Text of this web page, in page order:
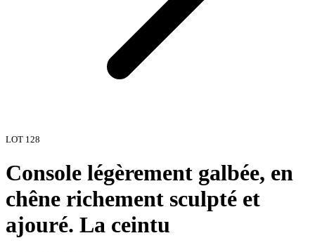
LOT 128
Console légèrement galbée, en
chêne richement sculpté et
ajouré. La ceintu